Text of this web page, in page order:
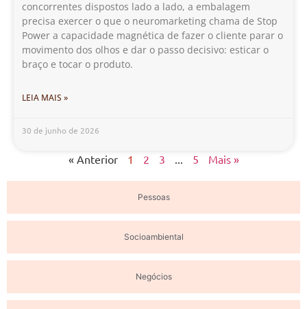
Pessoas
Socioambiental
Negócios
concorrentes dispostos lado a lado, a embalagem
precisa exercer o que o neuromarketing chama de Stop
Power a capacidade magnética de fazer o cliente parar o
movimento dos olhos e dar o passo decisivo: esticar o
braço e tocar o produto.
LEIA MAIS »
30 de junho de 2026
« Anterior 1 2 3 ... 5 Mais »